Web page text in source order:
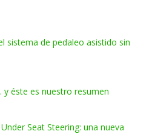
sistema de pedaleo asistido sin
y éste es nuestro resumen
Seat Steering: una nueva